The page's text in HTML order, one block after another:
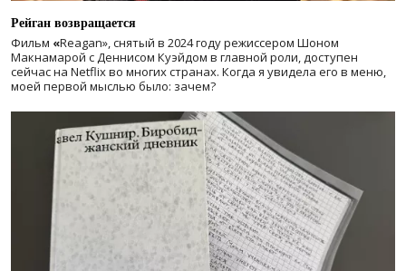
Рейган возвращается
Фильм «Reagan», снятый в 2024 годурежиссером Шоном
Макнамарой с Деннисом Куэйдом в главной роли, доступен
сейчас на Netflix во многих странах. Когда я увидела его в меню,
моей первой мыслью было: зачем?